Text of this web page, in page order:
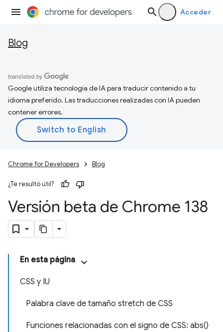
Acceder
Blog
Google utiliza tecnología de IA para traducir contenido a tu
idioma preferido. Las traducciones realizadas con IA pueden
contener errores.
Chrome for Developers Blog
¿Te resultó útil?
Versión beta de Chrome 138
En esta página
CSS y IU
Palabra clave de tamaño stretch de CSS
Funciones relacionadas con el signo de CSS: abs()